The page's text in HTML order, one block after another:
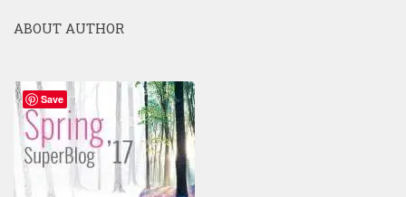
ABOUT AUTHOR
Save